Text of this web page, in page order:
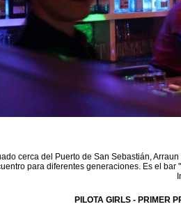
cerca del Puerto de San Sebastián,
para diferentes generaciones. Es el
PILOTA GIRLS - PRIMER